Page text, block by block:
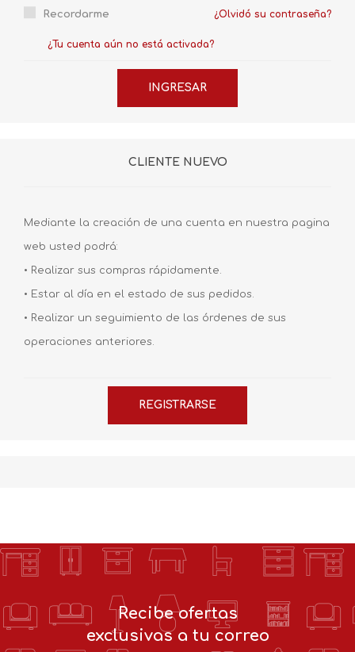
Recordarme ¿Olvidó su contraseña?
¿Tu cuenta aún no está activada?
CLIENTE NUEVO
Mediante la creación de una cuenta en nuestra pagina
web usted podrá:
• Realizar sus compras rápidamente.
• Estar al día en el estado de sus pedidos.
• Realizar un seguimiento de las órdenes de sus
operaciones anteriores.
Recibe ofertas
exclusivas a tu correo